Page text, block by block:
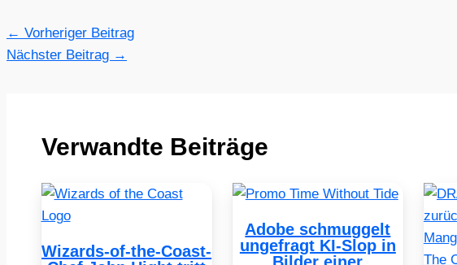
← Vorheriger Beitrag
Nächster Beitrag →
Verwandte Beiträge
Wizards-of-the-Coast-
Adobe schmuggelt
ungefragt KI-Slop in